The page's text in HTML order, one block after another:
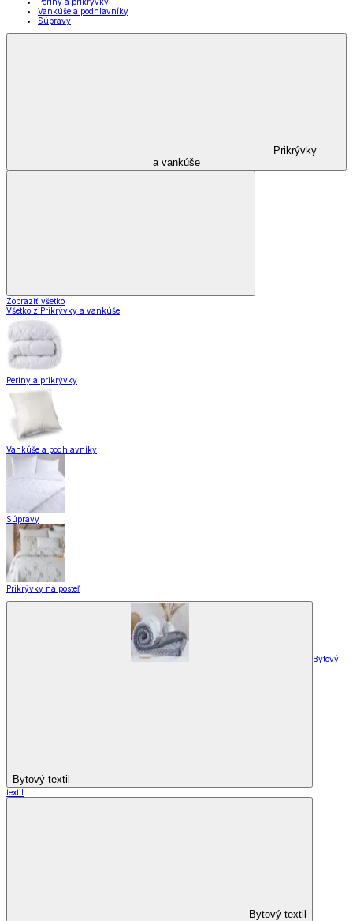
Vankúše a podhlavníky
Súpravy
Prikrývky
a vankúše
Zobraziť všetko
Všetko z Prikrývky a vankúše
Periny a prikrývky
Vankúše a podhlavníky
Súpravy
Prikrývky na posteľ
Bytový textil
Bytový
textil
Bytový textil